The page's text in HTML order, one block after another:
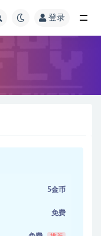
登录
5金币
免费